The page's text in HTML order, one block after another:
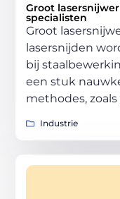
Groot
specialisten
Groot
lasersnijden
bij
een stuk
methodes,
Industrie